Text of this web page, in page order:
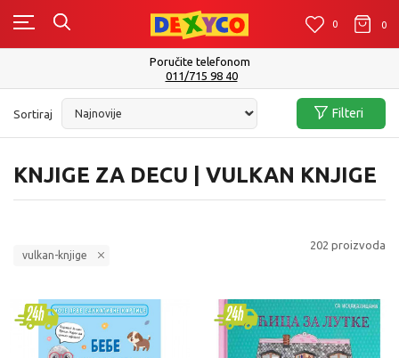
0 0 0
Isporuku možete očekivati u roku od 2 do 4 radna dana!
Pogledaj više
KNJIGE ZA DECU | VULKAN KNJIGE
Sortiraj Filteri
vulkan-knjige
202 proizvoda